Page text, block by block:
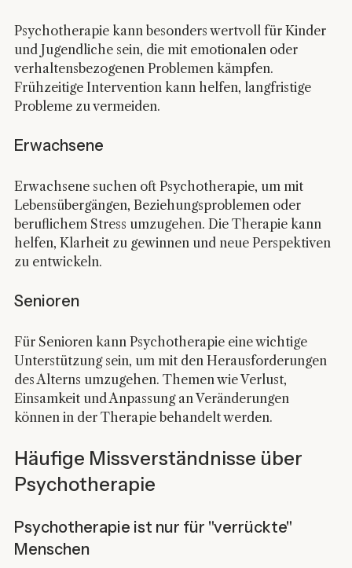
Psychotherapie kann besonders wertvoll für Kinder
und Jugendliche sein, die mit emotionalen oder
verhaltensbezogenen Problemen kämpfen.
Frühzeitige Intervention kann helfen, langfristige
Probleme zu vermeiden.
Erwachsene
Erwachsene suchen oft Psychotherapie, um mit
Lebensübergängen, Beziehungsproblemen oder
beruflichem Stress umzugehen. Die Therapie kann
helfen, Klarheit zu gewinnen und neue Perspektiven
zu entwickeln.
Senioren
Für Senioren kann Psychotherapie eine wichtige
Unterstützung sein, um mit den Herausforderungen
des Alterns umzugehen. Themen wie Verlust,
Einsamkeit und Anpassung an Veränderungen
können in der Therapie behandelt werden.
Häufige Missverständnisse über
Psychotherapie
Psychotherapie ist nur für "verrückte"
Menschen